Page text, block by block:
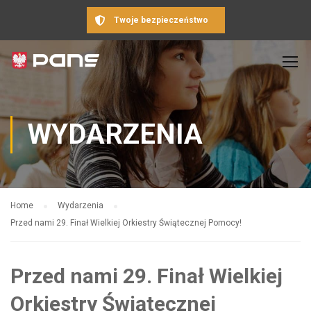
Twoje bezpieczeństwo
WYDARZENIA
Home
Wydarzenia
Przed nami 29. Finał Wielkiej Orkiestry Świątecznej Pomocy!
Przed nami 29. Finał Wielkiej
Orkiestry Świątecznej